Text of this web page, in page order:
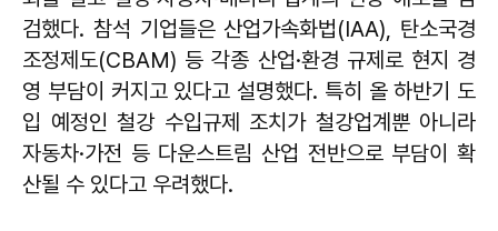
검했다. 참석 기업들은 산업가속화법(IAA), 탄소국경
조정제도(CBAM) 등 각종 산업·환경 규제로 현지 경
영 부담이 커지고 있다고 설명했다. 특히 올 하반기 도
입 예정인 철강 수입규제 조치가 철강업계뿐 아니라
자동차·가전 등 다운스트림 산업 전반으로 부담이 확
산될 수 있다고 우려했다.